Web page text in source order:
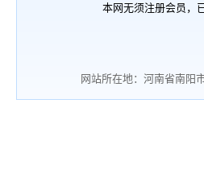
本网无须注册会员，
网站所在地：河南省南阳